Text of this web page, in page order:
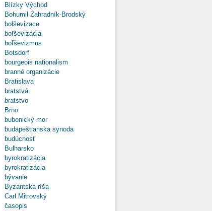
Blízky Východ
Bohumil Zahradník-Brodský
bolševizace
boľševizácia
boľševizmus
Botsdorf
bourgeois nationalism
branné organizácie
Bratislava
bratstvá
bratstvo
Brno
bubonický mor
budapeštianska synoda
budúcnosť
Bulharsko
byrokratizácia
byrokratizácia
bývanie
Byzantská ríša
Carl Mitrovský
časopis